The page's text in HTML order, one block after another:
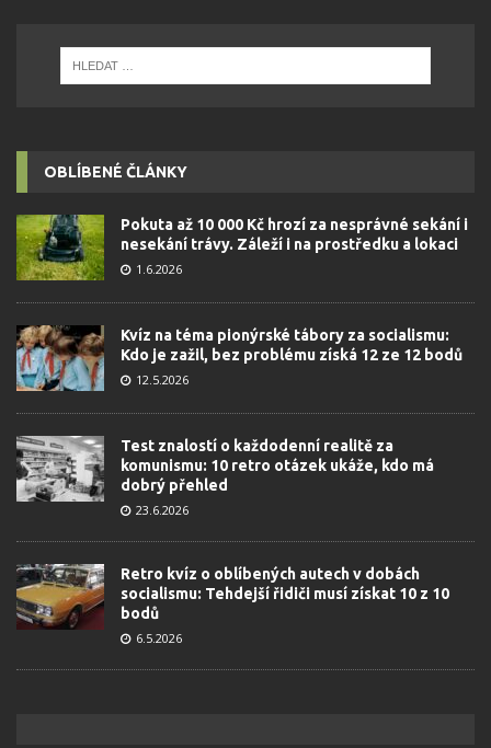
OBLÍBENÉ ČLÁNKY
Pokuta až 10 000 Kč hrozí za nesprávné sekání i
nesekání trávy. Záleží i na prostředku a lokaci
1.6.2026
Kvíz na téma pionýrské tábory za socialismu:
Kdo je zažil, bez problému získá 12 ze 12 bodů
12.5.2026
Test znalostí o každodenní realitě za
komunismu: 10 retro otázek ukáže, kdo má
dobrý přehled
23.6.2026
Retro kvíz o oblíbených autech v dobách
socialismu: Tehdejší řidiči musí získat 10 z 10
bodů
6.5.2026